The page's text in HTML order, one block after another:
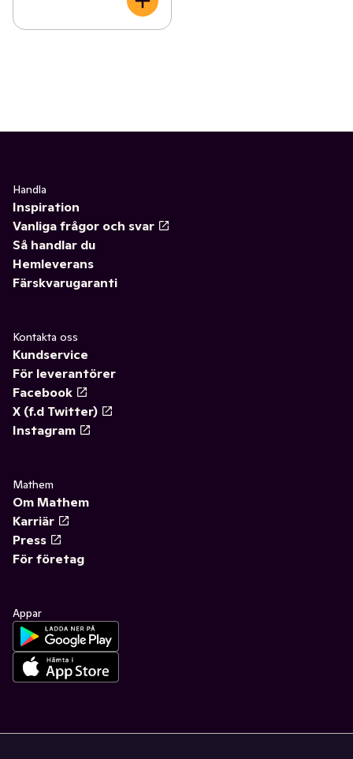
Handla
Inspiration
Vanliga frågor och svar
Så handlar du
Hemleverans
Färskvarugaranti
Kontakta oss
Kundservice
För leverantörer
Facebook
X (f.d Twitter)
Instagram
Mathem
Om Mathem
Karriär
Press
För företag
Appar